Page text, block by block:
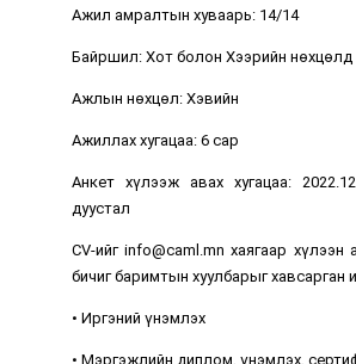
Ажил амралтын хуваарь: 14/14
Байршил: Хот болон Хээрийн нөхцөлд
Ажлын нөхцөл: Хэвийн
Ажиллах хугацаа: 6 сар
Анкет хүлээж авах хугацаа:
дуустал
CV-ийгinfo@caml.mn хаягаар хүлээн
бичиг баримтын хуулбарыг хавсарган
• Иргэний үнэмлэх
• Мэргэжлийн диплом, үнэмлэх,